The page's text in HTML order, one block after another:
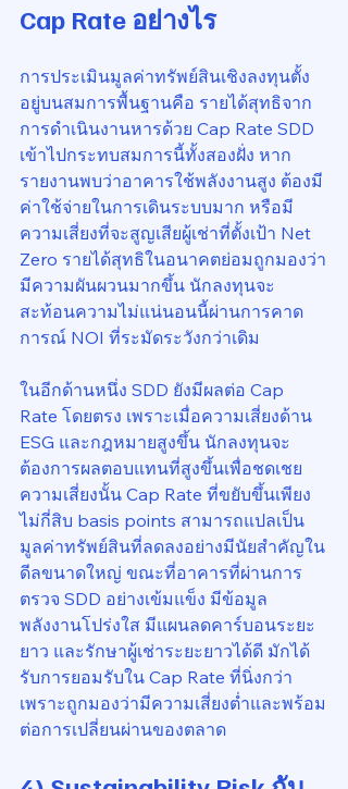
Cap Rate อย่างไร
การประเมินมูลค่าทรัพย์สินเชิงลงทุนตั้ง
อยู่บนสมการพื้นฐานคือ รายได้สุทธิจาก
การดำเนินงานหารด้วย Cap Rate SDD
เข้าไปกระทบสมการนี้ทั้งสองฝั่ง หาก
รายงานพบว่าอาคารใช้พลังงานสูง ต้องมี
ค่าใช้จ่ายในการเดินระบบมาก หรือมี
ความเสี่ยงที่จะสูญเสียผู้เช่าที่ตั้งเป้า Net
Zero รายได้สุทธิในอนาคตย่อมถูกมองว่า
มีความผันผวนมากขึ้น นักลงทุนจะ
สะท้อนความไม่แน่นอนนี้ผ่านการคาด
การณ์ NOI ที่ระมัดระวังกว่าเดิม
ในอีกด้านหนึ่ง SDD ยังมีผลต่อ Cap
Rate โดยตรง เพราะเมื่อความเสี่ยงด้าน
ESG และกฎหมายสูงขึ้น นักลงทุนจะ
ต้องการผลตอบแทนที่สูงขึ้นเพื่อชดเชย
ความเสี่ยงนั้น Cap Rate ที่ขยับขึ้นเพียง
ไม่กี่สิบ basis points สามารถแปลเป็น
มูลค่าทรัพย์สินที่ลดลงอย่างมีนัยสำคัญใน
ดีลขนาดใหญ่ ขณะที่อาคารที่ผ่านการ
ตรวจ SDD อย่างเข้มแข็ง มีข้อมูล
พลังงานโปร่งใส มีแผนลดคาร์บอนระยะ
ยาว และรักษาผู้เช่าระยะยาวได้ดี มักได้
รับการยอมรับใน Cap Rate ที่นิ่งกว่า
เพราะถูกมองว่ามีความเสี่ยงต่ำและพร้อม
ต่อการเปลี่ยนผ่านของตลาด